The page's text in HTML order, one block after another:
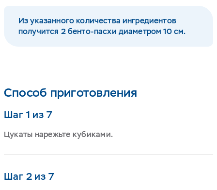
Из указанного количества ингредиентов
получится 2 бенто-пасхи диаметром 10 см.
Способ приготовления
Шаг 1 из 7
Цукаты нарежьте кубиками.
Шаг 2 из 7